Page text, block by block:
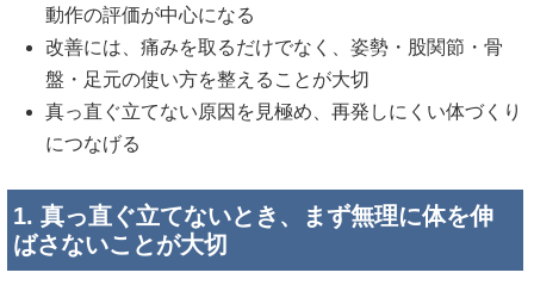
動作の評価が中心になる
改善には、痛みを取るだけでなく、姿勢・股関節・骨
盤・足元の使い方を整えることが大切
真っ直ぐ立てない原因を見極め、再発しにくい体づくり
につなげる
1. 真っ直ぐ立てないとき、まず無理に体を伸
ばさないことが大切